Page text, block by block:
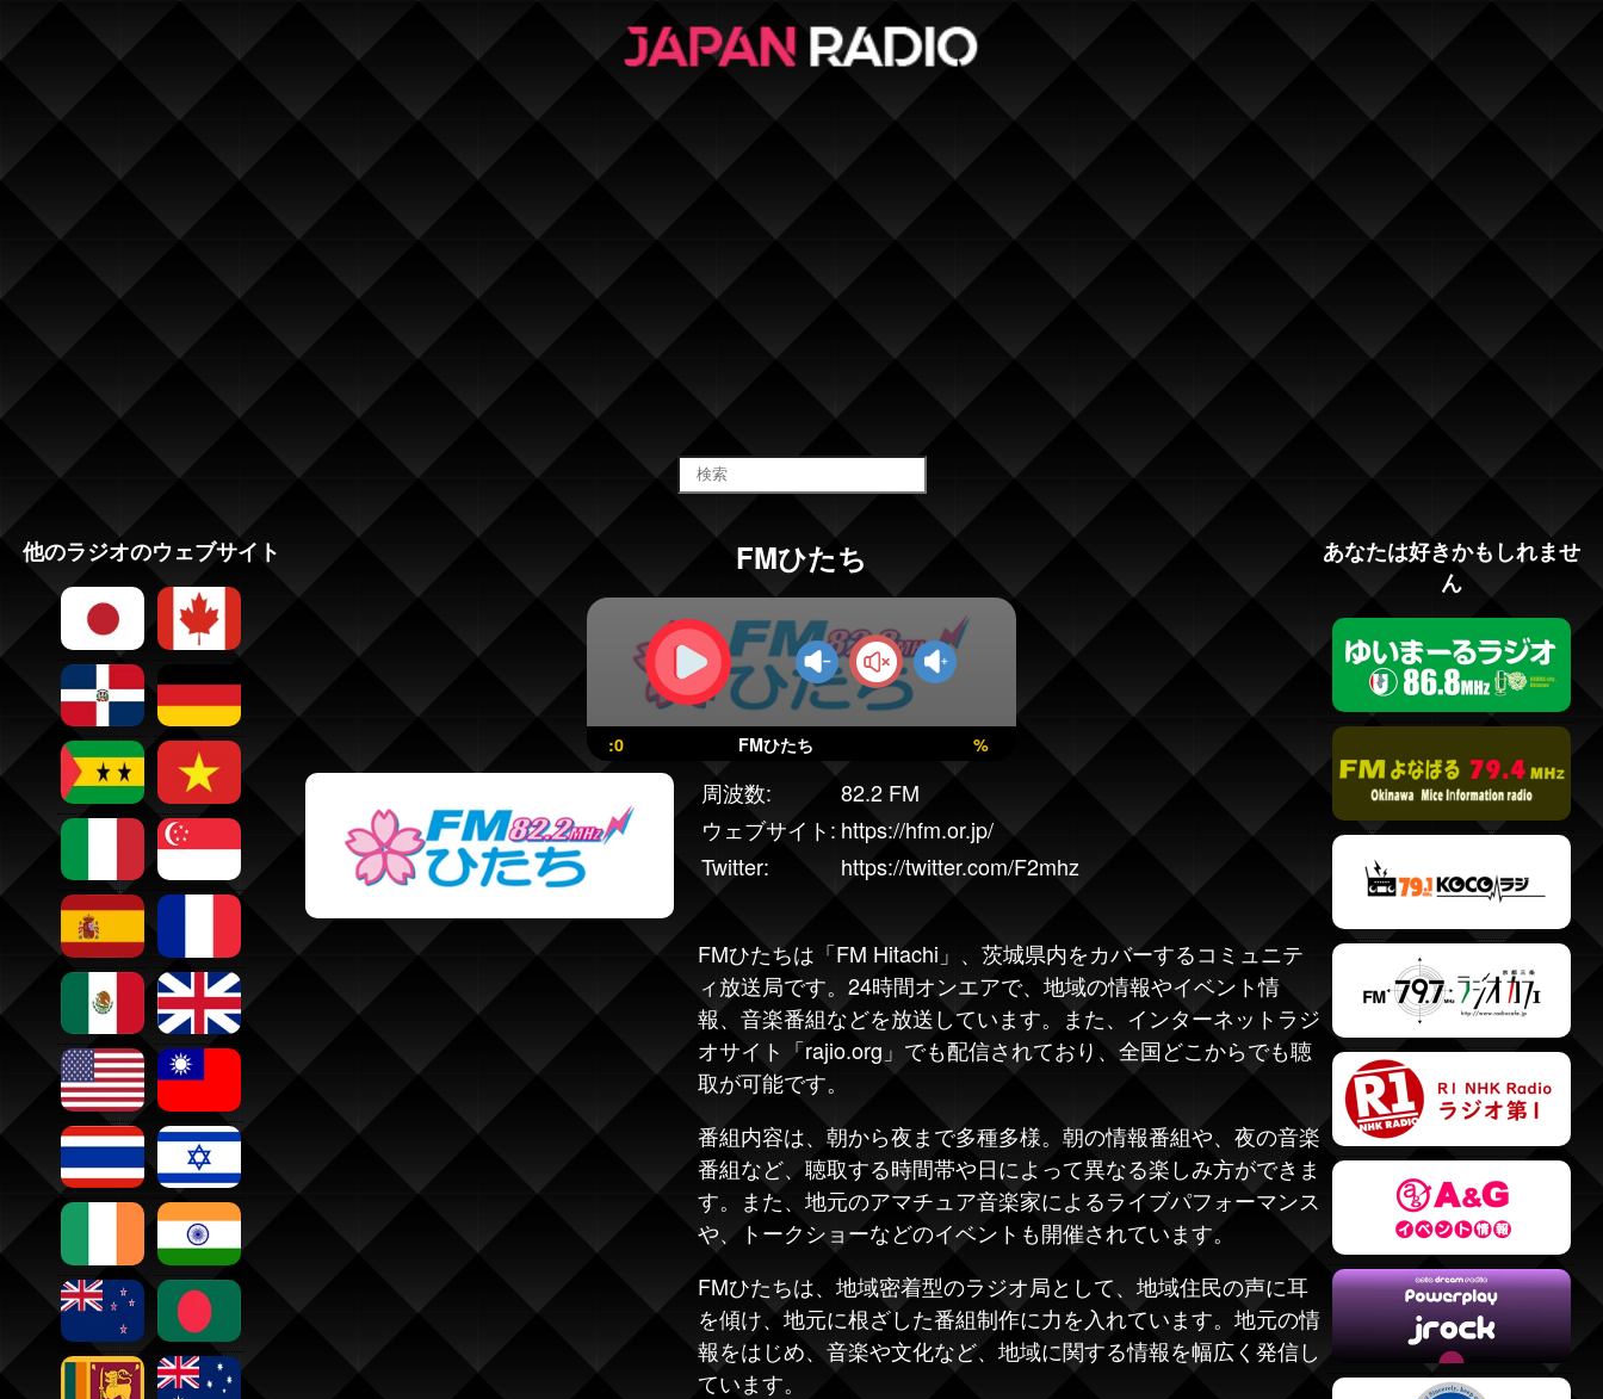
他のラジオのウェブサイト FMひたち
:0 FMひたち %
周波数:
82.2 FM
ウェブサイト: https://hfm.or.jp/
Twitter:
https://twitter.com/F2mhz
FMひたちは「FM Hitachi 」、茨城県内をカバーするコミュニテ
ィ放送局です。24時間オンエアで、地域の情報やイベント情
報、音楽番組などを放送しています。また、インターネットラジ
オサイト「rajio.org」でも配信されており、全国どこからでも聴
取が可能です。
番組内容は、朝から夜まで多種多様。朝の情報番組や、夜の音楽
番組など、聴取する時間帯や日によって異なる楽しみ方ができま
す。また、地元のアマチュア音楽家によるライブパフォーマンス
や、トークショーなどのイベントも開催されています。
FMひたちは、地域密着型のラジオ局として、地域住民の声に耳
を傾け、地元に根ざした番組制作に力を入れています。地元の情
報をはじめ、音楽や文化など、地域に関する情報を幅広く発信し
ています。
あなたは好きかもしれませ
ん